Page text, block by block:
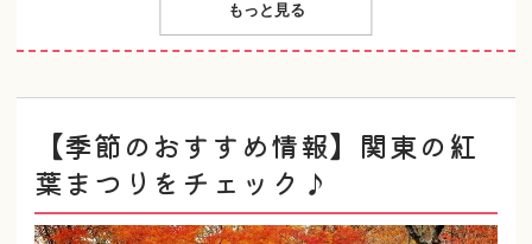
もっと見る
【季節のおすすめ情報】関東の紅
葉まつりをチェック♪